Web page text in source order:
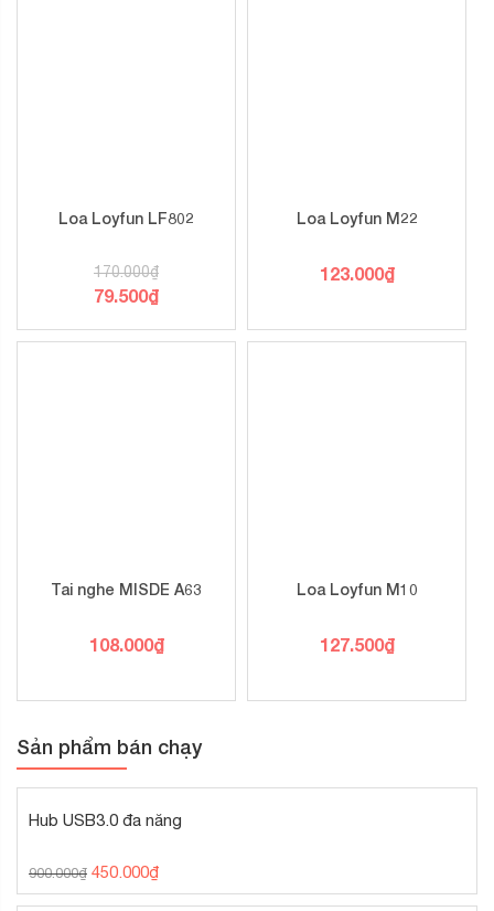
Loa Loyfun LF802
170.000₫
79.500₫
Loa Loyfun M22
123.000₫
Tai nghe MISDE A63
108.000₫
Loa Loyfun M10
127.500₫
Sản phẩm bán chạy
Hub USB3.0 đa năng
900.000₫ 450.000₫